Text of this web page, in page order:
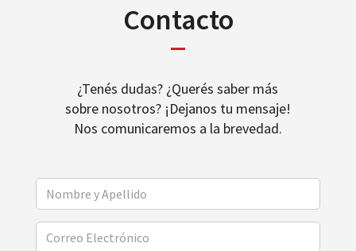
Contacto
¿Tenés dudas? ¿Querés saber más
sobre nosotros? ¡Dejanos tu mensaje!
Nos comunicaremos a la brevedad.